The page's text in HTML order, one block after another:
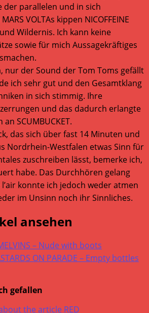
der parallelen und in sich
VOLTAs kippen NICOFFEINE
Wildernis. Ich kann keine
sowie für mich Aussagekräftiges
nur der Sound der Tom Toms gefällt
ich sehr gut und den Gesamtklang
in sich stimmig. Ihre
und das dadurch erlangte
SCUMBUCKET.
das sich über fast 14 Minuten und
Nordrhein-Westfalen etwas Sinn für
zuschreiben lässt, bemerke ich,
habe. Das Durchhören gelang
l’air konnte ich jedoch weder atmen
im Unsinn noch ihr Sinnliches.
ansehen
– Nude with boots
ON PARADE – Empty bottles
gefallen